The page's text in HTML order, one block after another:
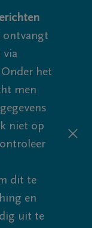
ontvangt
via
het
men
niet op
dit te
en
uit te